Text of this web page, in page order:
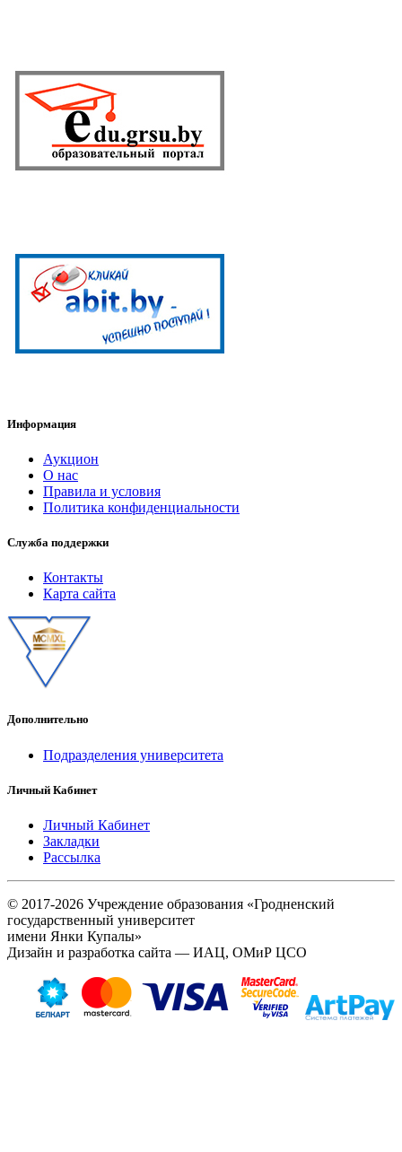
Информация
Аукцион
О нас
Правила и условия
Политика конфиденциальности
Служба поддержки
Контакты
Карта сайта
Дополнительно
Подразделения университета
Личный Кабинет
Личный Кабинет
Закладки
Рассылка
© 2017-2026 Учреждение образования «Гродненский
государственный университет
имени Янки Купалы»
Дизайн и разработка сайта — ИАЦ, ОМиР ЦСО